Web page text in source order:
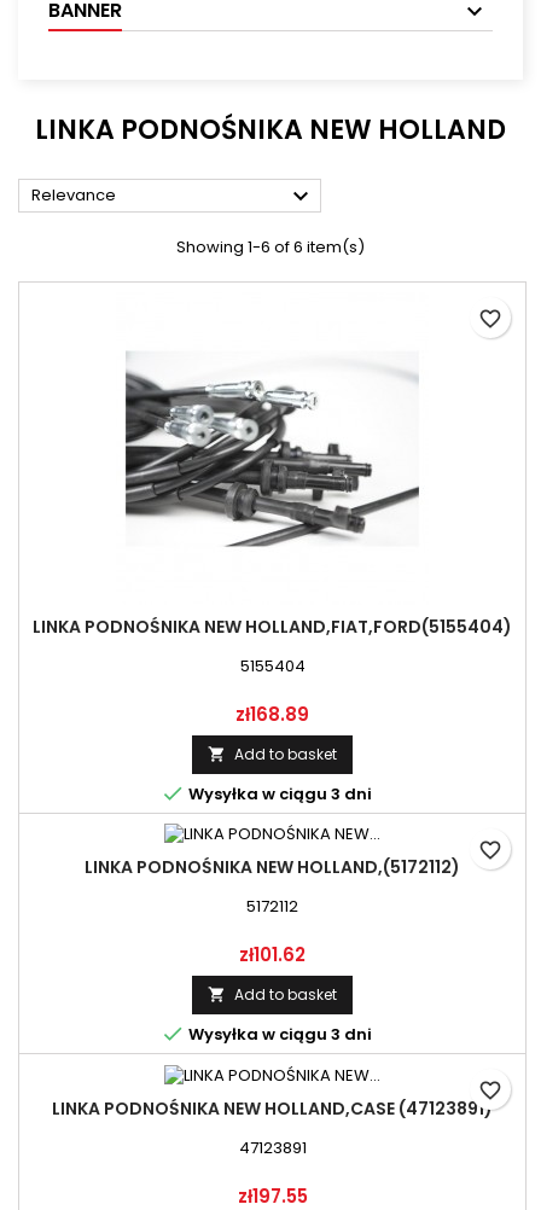
BANNER
LINKA PODNOŚNIKA NEW HOLLAND
Relevance 
Showing 1-6 of 6 item(s)
LINKA PODNOŚNIKA NEW HOLLAND,FIAT,FORD(5155404)
5155404
Price
zł168.89
 Add to basket
 Wysyłka w ciągu 3 dni
favorite_border
LINKA PODNOŚNIKA NEW HOLLAND,(5172112)
5172112
Price
zł101.62
 Add to basket
 Wysyłka w ciągu 3 dni
favorite_border
LINKA PODNOŚNIKA NEW HOLLAND,CASE (47123891)
47123891
Price
zł197.55
favorite_border